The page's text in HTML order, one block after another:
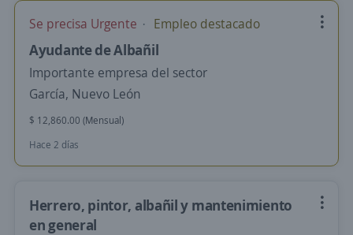
Se precisa Urgente Empleo destacado
Ayudante de Albañil
Importante empresa del sector
García, Nuevo León
$ 12,860.00 (Mensual)
Hace 2 días
Herrero, pintor, albañil y mantenimiento
en general